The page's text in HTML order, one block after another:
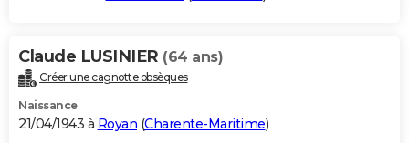
Claude LUSINIER (64 ans)
Créer une cagnotte obsèques
Naissance
21/04/1943 à Royan (Charente-Maritime)